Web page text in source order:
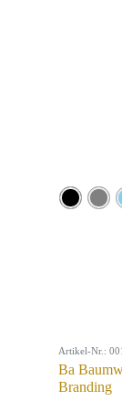
Artikel-Nr.:
Ba
Branding